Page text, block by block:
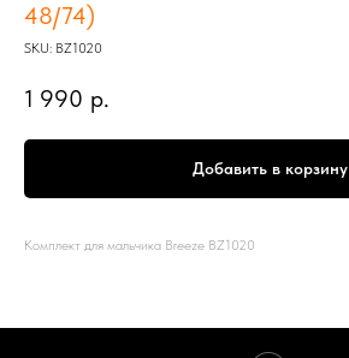
48/74)
SKU: BZ1020
1 990 р.
Добавить в корзину
Комплект для мальчика Breeze BZ1020